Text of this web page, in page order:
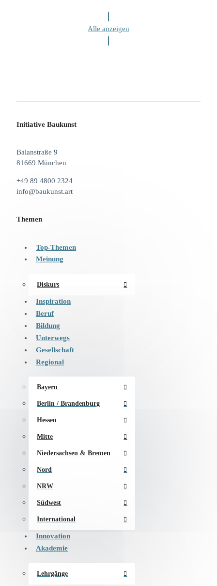
Alle anzeigen
Initiative Baukunst
Balanstraße 9
81669 München
+49 89 4800 2324
info@baukunst.art
Themen
Top-Themen
Meinung
Diskurs
Inspiration
Beruf
Bildung
Unterwegs
Gesellschaft
Regional
Bayern
Berlin / Brandenburg
Hessen
Mitte
Niedersachsen & Bremen
Nord
NRW
Südwest
International
Innovation
Akademie
Lehrgänge